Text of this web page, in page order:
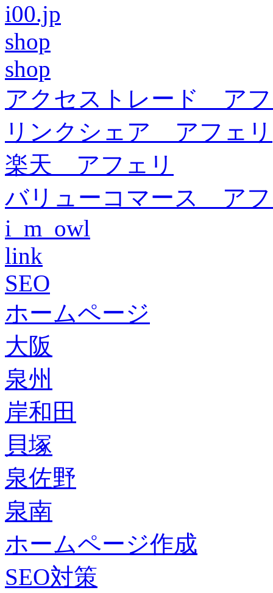
i00.jp
shop
shop
アクセストレード ア
リンクシェア アフェリ
楽天 アフェリ
バリューコマース ア
i_m_owl
link
SEO
ホームページ
大阪
泉州
岸和田
貝塚
泉佐野
泉南
ホームページ作成
SEO対策